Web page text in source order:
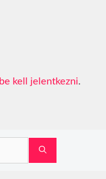
be kell jelentkezni.